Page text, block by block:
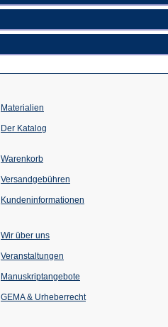
Materialien
Der Katalog
Warenkorb
Versandgebühren
Kundeninformationen
Wir über uns
Veranstaltungen
einem
Tab)
Manuskriptangebote
GEMA & Urheberrecht